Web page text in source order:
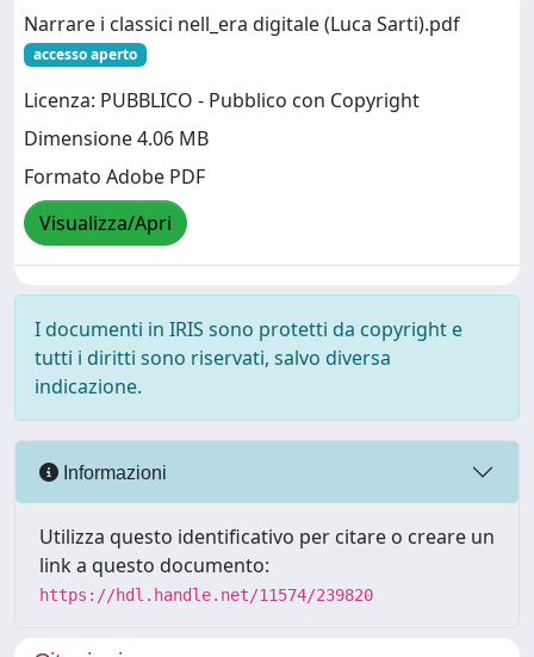
Narrare i classici nell_era digitale (Luca Sarti).pdf
accesso aperto
Licenza: PUBBLICO - Pubblico con Copyright
Dimensione 4.06 MB
Formato Adobe PDF
Visualizza/Apri
I documenti in IRIS sono protetti da copyright e
tutti i diritti sono riservati, salvo diversa
indicazione.
Informazioni
Utilizza questo identificativo per citare o creare un
link a questo documento:
https://hdl.handle.net/11574/239820